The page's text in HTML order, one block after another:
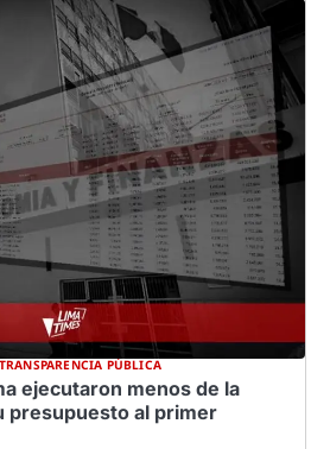
TRANSPARENCIA PÚBLICA
ejecutaron menos de la
presupuesto al primer